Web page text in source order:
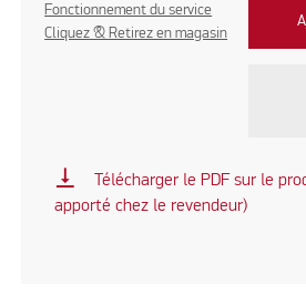
Fonctionnement du service
Cliquez & Retirez en magasin
vertical_align_bottom
Télécharger le PDF sur le
apporté chez le revendeur)